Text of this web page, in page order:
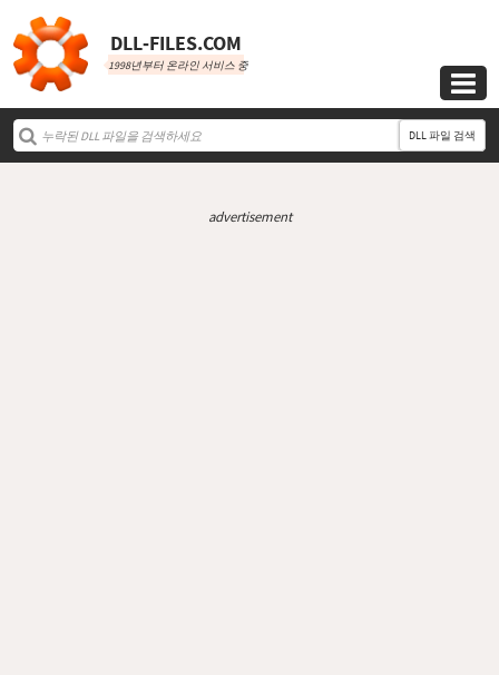
DLL‑FILES.COM
1998년부터 온라인 서비스 중

DLL 파일 검색
advertisement